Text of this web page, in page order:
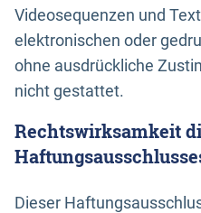
Videosequenzen und
elektronischen oder
ohne ausdrückliche
nicht gestattet.
Rechtswirksamkeit
Dieser